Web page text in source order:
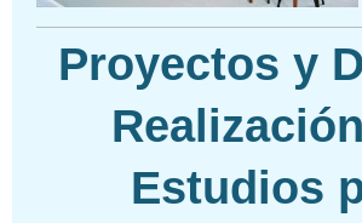
Proyectos y
Estudios